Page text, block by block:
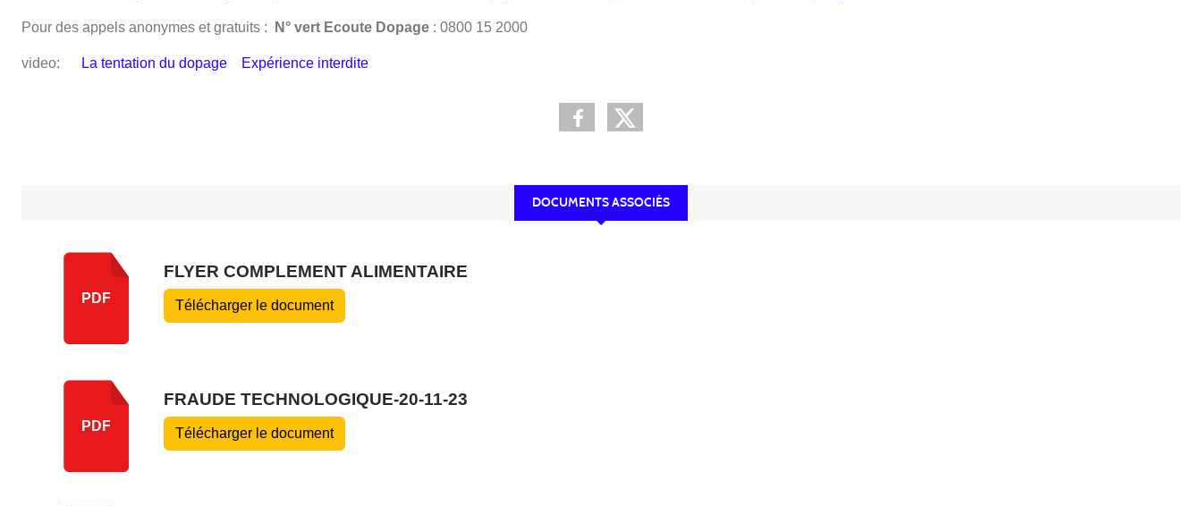
Pour des appels anonymes et gratuits : N° vert Ecoute Dopage : 0800 15 2000
video: La tentation du dopage Expérience interdite
DOCUMENTS ASSOCIÉS
PDF
FLYER COMPLEMENT ALIMENTAIRE
Télécharger le document
PDF
FRAUDE TECHNOLOGIQUE-20-11-23
Télécharger le document